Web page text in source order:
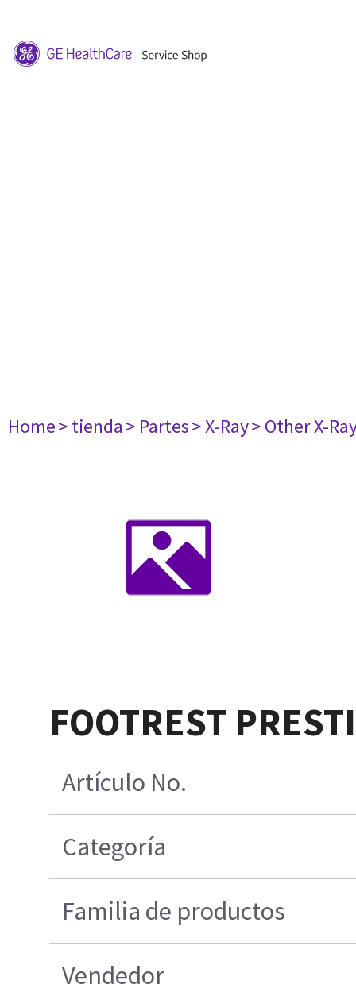
Home> tienda> Partes> X-Ray> Other X-
FOOTREST
Artículo No.
Categoría
Familia de productos
Vendedor